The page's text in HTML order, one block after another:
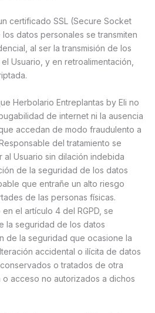
certificado SSL (Secure Socket
datos personales se transmiten
al ser la transmisión de los
Usuario, y en retroalimentación,
Herbolario Entreplantas by Eli no
de internet ni la ausencia
accedan de modo fraudulento a
del tratamiento se
al Usuario sin dilación indebida
de la seguridad de los datos
que entrañe un alto riesgo
de las personas físicas.
el artículo 4 del RGPD, se
la seguridad de los datos
de la seguridad que ocasione la
accidental o ilícita de datos
o tratados de otra
o acceso no autorizados a dichos